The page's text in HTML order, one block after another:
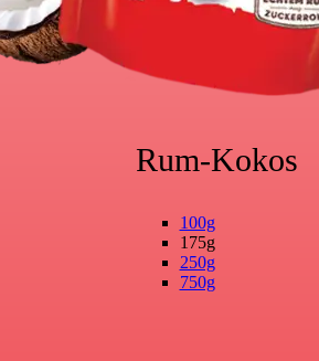
Rum-Kokos
100g
175g
250g
750g